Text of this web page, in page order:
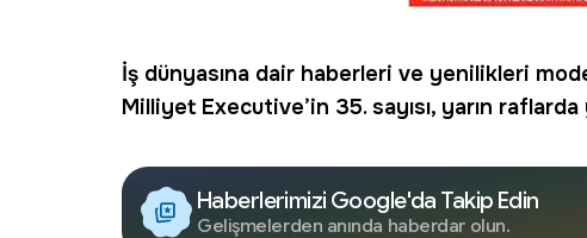
İş dünyasına dair haberleri ve yenilikleri
Milliyet Executive’in 35. sayısı, yarın
Haberlerimizi Google'da Takip Edin
Gelişmelerden anında haberdar olun.